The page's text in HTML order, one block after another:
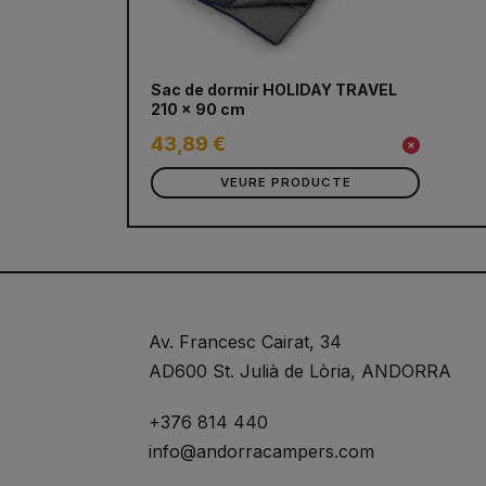
Sac de dormir HOLIDAY TRAVEL
210 x 90 cm
43,89 €
VEURE PRODUCTE
Av. Francesc Cairat, 34
AD600 St. Julià de Lòria, ANDORRA
+376 814 440
info@andorracampers.com